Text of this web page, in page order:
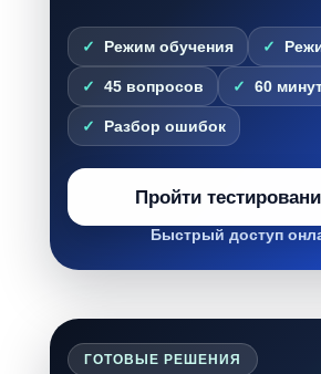
Режим обучения
45 вопросов 60
Разбор ошибок
Пройти
Быстрый доступ
ГОТОВЫЕ РЕШЕНИЯ